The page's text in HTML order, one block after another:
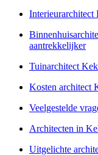
Interieurarchitect
aantrekkelijker
Tuinarchitect
Kosten architect
Veelgestelde
Architecten in
Uitgelichte